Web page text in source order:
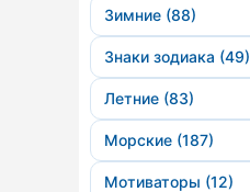
Зимние (88)
Знаки зодиака (49)
Летние (83)
Морские (187)
Мотиваторы (12)